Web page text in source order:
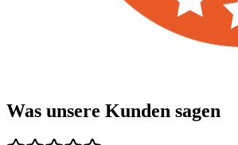
Was unsere Kunden sagen